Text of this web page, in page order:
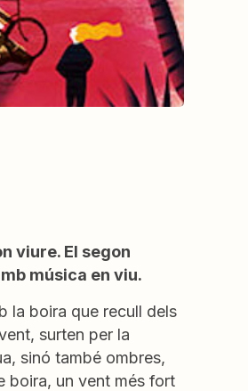
viure. El segon
música en viu.
la boira que recull dels
surten per la
sinó també ombres,
boira, un vent més fort